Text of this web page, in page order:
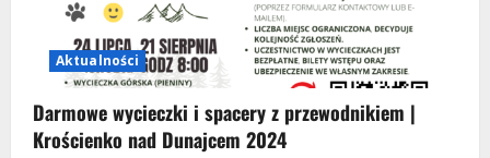
Aktualności
Darmowe wycieczki i spacery z przewodnikiem |
Krościenko nad Dunajcem 2024